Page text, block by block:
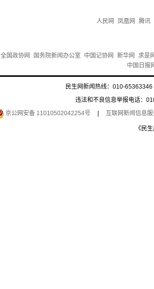
人民网 凤凰网 腾讯
全国政协网 国务院新闻办公室 中国记协网 新华网
求是
中国日报
民生网新闻热线：010-
违法和不良信息举报电话：
京公网安备 11010502042254号
互联网新闻信息
《民